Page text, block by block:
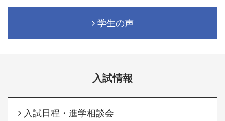
学生の声
入試情報
入試日程・進学相談会